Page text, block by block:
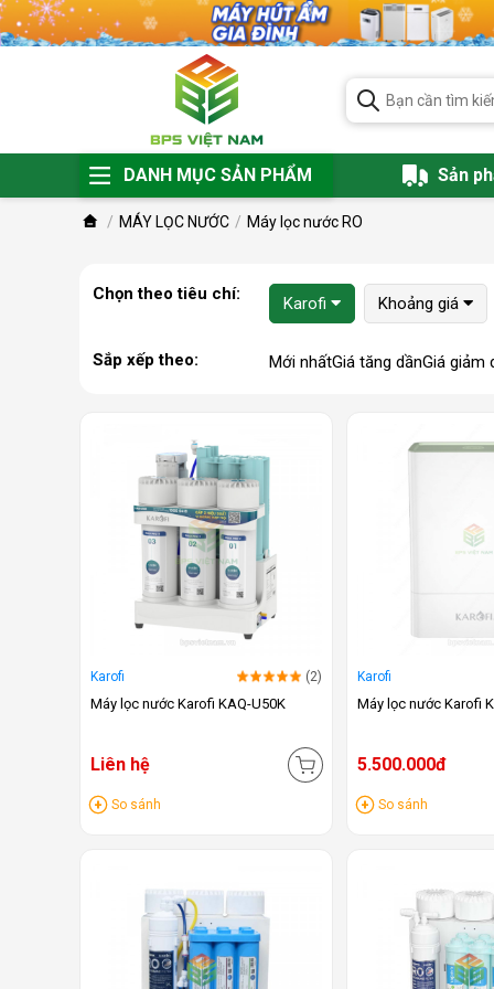
DANH MỤC SẢN PHẨM Sản
MÁY LỌC NƯỚC Máy lọc nước RO
Chọn theo tiêu chí: Karofi Khoảng giá
Sắp xếp theo: Mới nhấtGiá tăng dầnGiá giảm
Karofi (2)
Máy lọc nước Karofi KAQ-U50K
Liên hệ
So sánh
Karofi
Máy lọc nước Karofi
5.500.000đ
So sánh